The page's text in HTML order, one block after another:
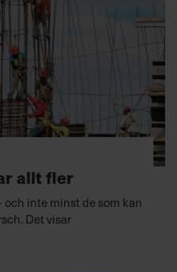
allt fler
inte minst de som kan
Det visar